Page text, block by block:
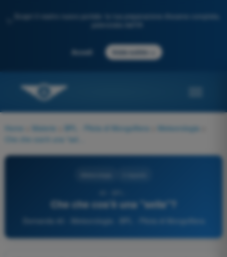
Scopri il nostro nuovo portale: la tua preparazione d'esame completa,
Accedi Inizia subito
Home Materie BPL - Pilota di Mongolfiera Meteorologia
Che che cos'è una "sella"?